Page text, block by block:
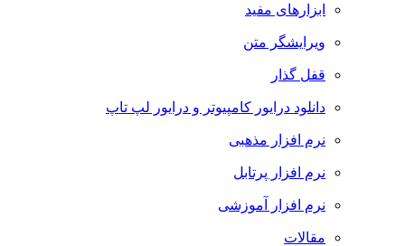
ابزارهای مفید
ویرایشگر متن
قفل گذار
دانلود درایور کامپیوتر و درایور لپ تاپ
نرم افزار مذهبی
نرم افزار پرتابل
نرم افزار آموزشی
مقالات